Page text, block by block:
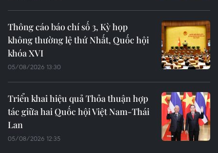
Thông cáo báo chí số 3, Kỳ họp
không thường lệ thứ Nhất, Quốc hội
khóa XVI
05/08/2026 13:30
Triển khai hiệu quả Thỏa thuận hợp
tác giữa hai Quốc hội Việt Nam-Thái
Lan
05/08/2026 12:35